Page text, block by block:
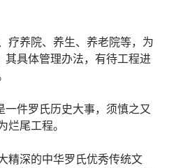
疗养院、养生、养老院等，为
其具体管理办法，有待工程进
一件罗氏历史大事，须慎之又
烂尾工程。
精深的中华罗氏优秀传统文